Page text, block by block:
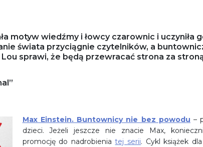
motyw wiedźmy i łowcy czarownic i uczyniła
świata przyciągnie czytelników, a
sprawi, że będą przewracać strona za
Max Einstein. Buntownicy nie bez powodu –
dzieci. Jeżeli jeszcze nie znacie Max,
promocję do nadrobieniatej serii. Cykl książek